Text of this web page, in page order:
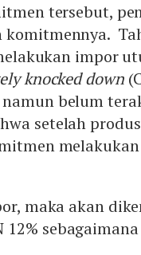
tersebut,
komitmennya.
impor
knocked down
belum
setelah
maka akan
12%